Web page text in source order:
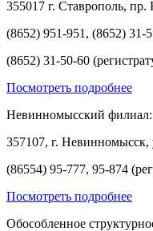
355017 г. Ставрополь,
(8652) 951-951, (8652) 31-
(8652) 31-50-60
Посмотреть подробнее
Невинномысский филиал:
357107, г. Невинномысск,
(86554) 95-777, 95-874
Посмотреть подробнее
Обособленное